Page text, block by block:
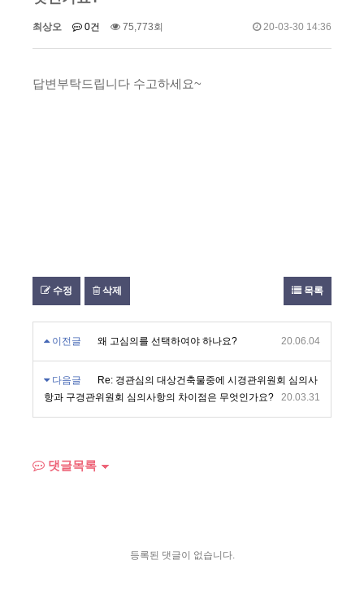
최상오 0건 75,773회 20-03-30 14:36
답변부탁드립니다 수고하세요~
수정 삭제 목록
이전글 왜 고심의를 선택하여야 하나요? 20.06.04
다음글
Re: 경관심의 대상건축물중에 시경관위원회 심의사
항과 구경관위원회 심의사항의 차이점은 무엇인가요?
20.03.31
댓글목록
등록된 댓글이 없습니다.